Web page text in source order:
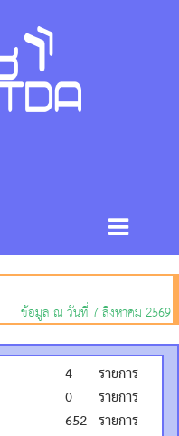
ข้อมูล ณ วันที่ 7 สิงหาคม 2569
4
รายการ
0
รายการ
652 รายการ